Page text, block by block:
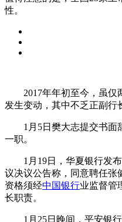
性。
2017年年初至今，虽仅
发生变动，其中不乏正副行
1月5日樊大志提交书面
一职。
1月19日，华夏银行发布
议决议公告称，同意聘任张
资格须经中国银行业监督管
长职责。
1月25日晚间，平安银行